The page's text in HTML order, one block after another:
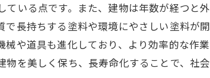
いる点です。また、建物は年数が経つと
長持ちする塗料や環境にやさしい塗料が
や道具も進化しており、より効率的な作
を美しく保ち、長寿命化することで、社